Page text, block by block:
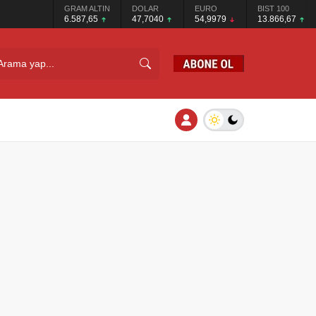
GRAM ALTIN
6.587,65
DOLAR
47,7040
EURO
54,9979
BIST 100
13.866,67